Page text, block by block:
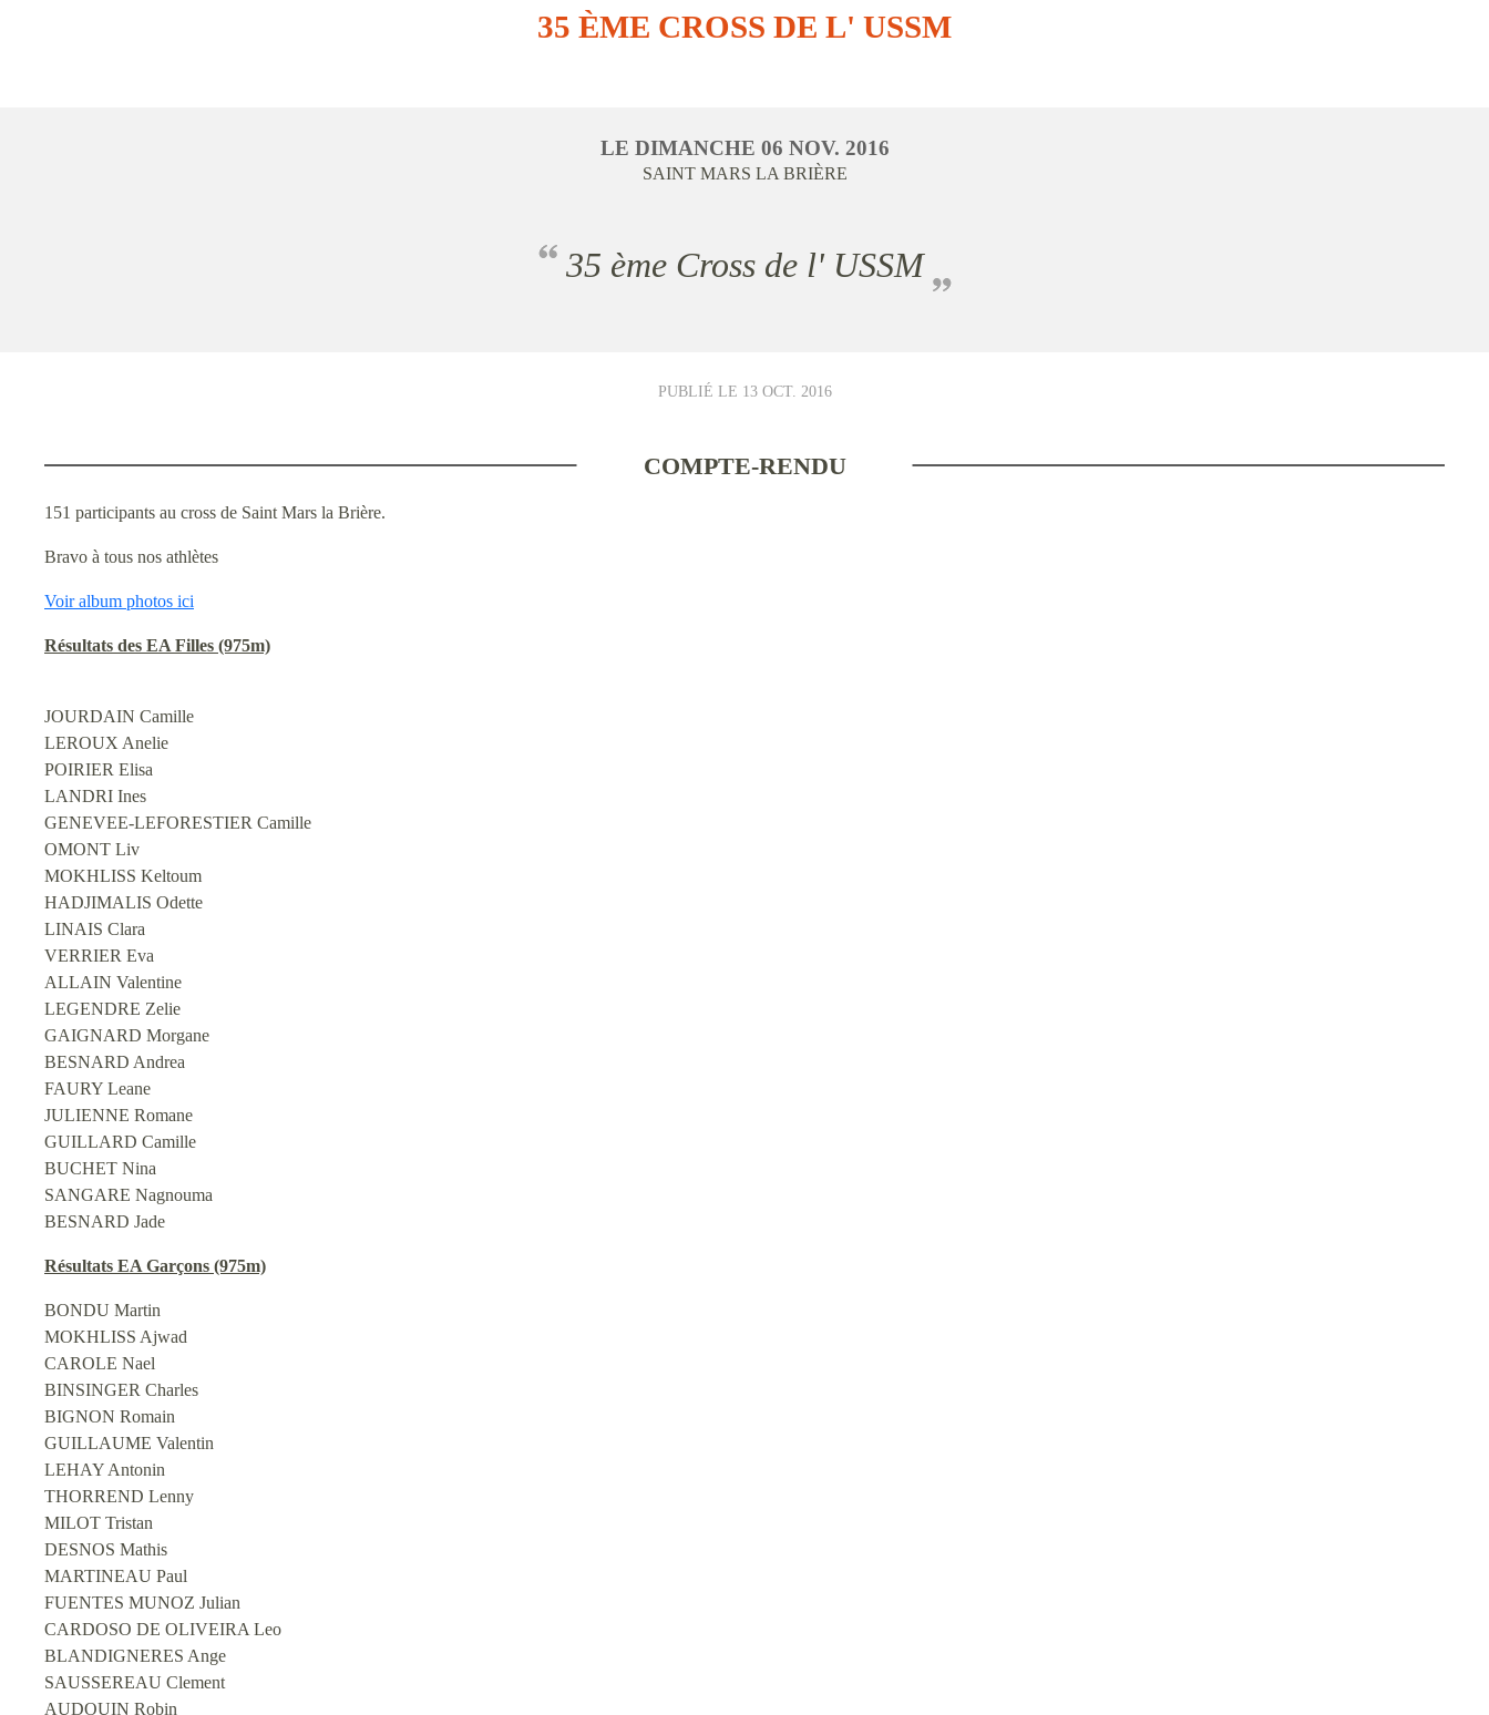
35 ÈME CROSS DE L' USSM
LE DIMANCHE 06 NOV. 2016
SAINT MARS LA BRIÈRE
35 ème Cross de l' USSM
PUBLIÉ LE 13 OCT. 2016
COMPTE-RENDU
151 participants au cross de Saint Mars la Brière.
Bravo à tous nos athlètes
Voir album photos ici
Résultats des EA Filles (975m)
JOURDAIN Camille
LEROUX Anelie
POIRIER Elisa
LANDRI Ines
GENEVEE-LEFORESTIER Camille
OMONT Liv
MOKHLISS Keltoum
HADJIMALIS Odette
LINAIS Clara
VERRIER Eva
ALLAIN Valentine
LEGENDRE Zelie
GAIGNARD Morgane
BESNARD Andrea
FAURY Leane
JULIENNE Romane
GUILLARD Camille
BUCHET Nina
SANGARE Nagnouma
BESNARD Jade
Résultats EA Garçons (975m)
BONDU Martin
MOKHLISS Ajwad
CAROLE Nael
BINSINGER Charles
BIGNON Romain
GUILLAUME Valentin
LEHAY Antonin
THORREND Lenny
MILOT Tristan
DESNOS Mathis
MARTINEAU Paul
FUENTES MUNOZ Julian
CARDOSO DE OLIVEIRA Leo
BLANDIGNERES Ange
SAUSSEREAU Clement
AUDOUIN Robin